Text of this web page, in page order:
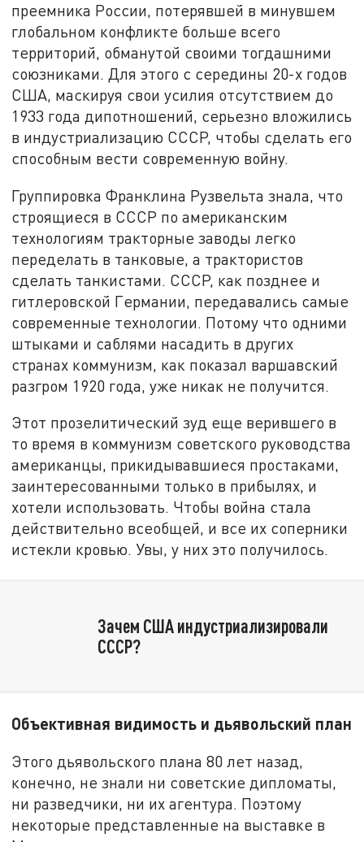
преемника России, потерявшей в минувшем
глобальном конфликте больше всего
территорий, обманутой своими тогдашними
союзниками. Для этого с середины 20-х годов
США, маскируя свои усилия отсутствием до
1933 года дипотношений, серьезно вложились
в индустриализацию СССР, чтобы сделать его
способным вести современную войну.
Группировка Франклина Рузвельта знала, что
строящиеся в СССР по американским
технологиям тракторные заводы легко
переделать в танковые, а трактористов
сделать танкистами. СССР, как позднее и
гитлеровской Германии, передавались самые
современные технологии. Потому что одними
штыками и саблями насадить в других
странах коммунизм, как показал варшавский
разгром 1920 года, уже никак не получится.
Этот прозелитический зуд еще верившего в
то время в коммунизм советского руководства
американцы, прикидывавшиеся простаками,
заинтересованными только в прибылях, и
хотели использовать. Чтобы война стала
действительно всеобщей, и все их соперники
истекли кровью. Увы, у них это получилось.
Зачем США индустриализировали
СССР?
Объективная видимость и дьявольский план
Этого дьявольского плана 80 лет назад,
конечно, не знали ни советские дипломаты,
ни разведчики, ни их агентура. Поэтому
некоторые представленные на выставке в